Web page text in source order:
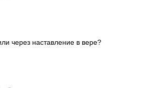
через наставление в вере?